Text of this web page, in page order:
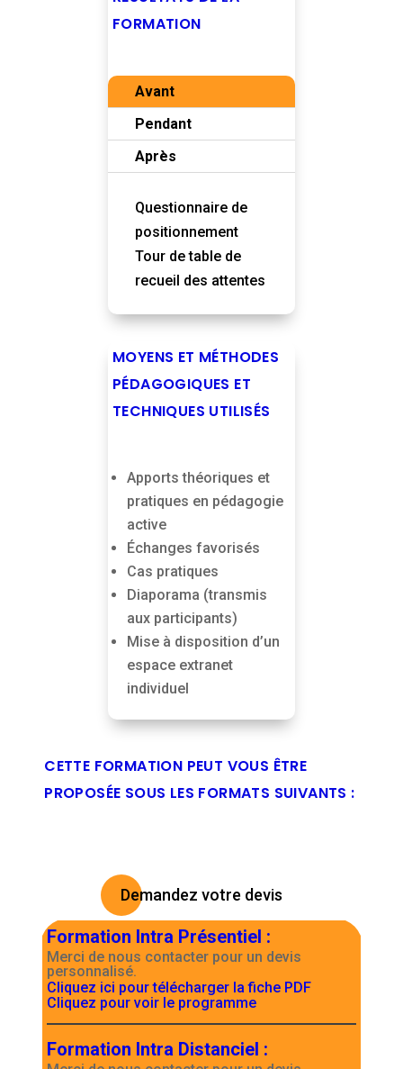
FORMATION
Avant
Pendant
Après
Questionnaire de
positionnement
Tour de table de
recueil des attentes
MOYENS ET MÉTHODES
PÉDAGOGIQUES ET
TECHNIQUES UTILISÉS
Apports théoriques et
pratiques en pédagogie
active
Échanges favorisés
Cas pratiques
Diaporama (transmis
aux participants)
Mise à disposition d’un
espace extranet
individuel
CETTE FORMATION PEUT VOUS ÊTRE
PROPOSÉE SOUS LES FORMATS SUIVANTS :
Demandez votre devis
Formation Intra Présentiel :
Merci de nous contacter pour un devis
personnalisé.
Cliquez ici pour télécharger la fiche PDF
Cliquez pour voir le programme
Formation Intra Distanciel :